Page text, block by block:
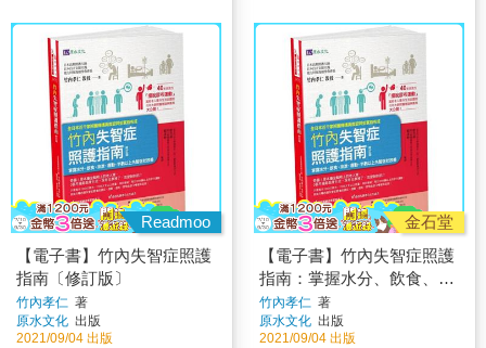
Readmoo
【電子書】竹內失智症照護
指南〔修訂版〕
竹內孝仁 著
原水文化 出版
2021/09/04 出版
金石堂
【電子書】竹內失智症照護
指南：掌握水分、飲食、排
泄、運動，半數以上失智症
狀改善
竹內孝仁 著
原水文化 出版
2021/09/04 出版